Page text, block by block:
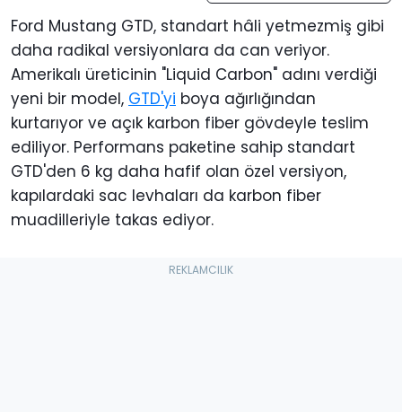
Ford Mustang GTD, standart hâli yetmezmiş gibi
daha radikal versiyonlara da can veriyor.
Amerikalı üreticinin "Liquid Carbon" adını verdiği
yeni bir model, GTD'yi boya ağırlığından
kurtarıyor ve açık karbon fiber gövdeyle teslim
ediliyor. Performans paketine sahip standart
GTD'den 6 kg daha hafif olan özel versiyon,
kapılardaki sac levhaları da karbon fiber
muadilleriyle takas ediyor.